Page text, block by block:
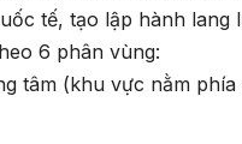
tế, tạo lập hành
6 phân vùng:
tâm (khu vực nằm